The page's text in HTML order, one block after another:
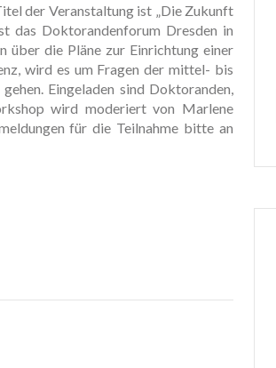
der Veranstaltung ist „Die Zukunft
das Doktorandenforum Dresden in
über die Pläne zur Einrichtung einer
wird es um Fragen der mittel- bis
Eingeladen sind Doktoranden,
wird moderiert von Marlene
für die Teilnahme bitte an